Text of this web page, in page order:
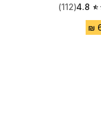
4.8
(112)